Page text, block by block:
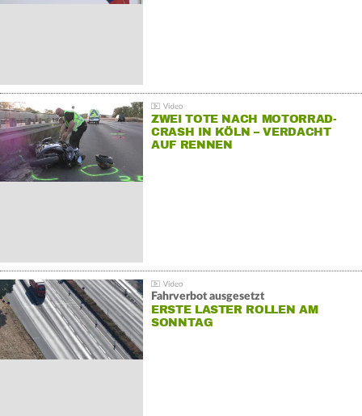
ZWEI TOTE NACH MOTORRAD-
CRASH IN KÖLN – VERDACHT
AUF RENNEN
Fahrverbot ausgesetzt
ERSTE LASTER ROLLEN AM
SONNTAG